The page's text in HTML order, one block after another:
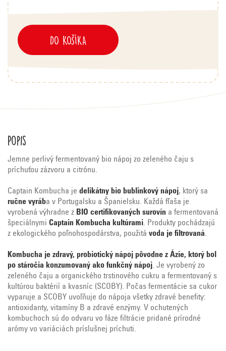
DO KOŠÍKA
Popis
Jemne perlivý fermentovaný bio nápoj zo zeleného čaju s
príchuťou zázvoru a citrónu.
Captain Kombucha je delikátny bio bublinkový nápoj, ktorý sa
ručne vyrába v Portugalsku a Španielsku. Každá fľaša je
vyrobená výhradne z BIO certifikovaných surovín a fermentovaná
špeciálnymi Captain Kombucha kultúrami. Produkty pochádzajú
z ekologického poľnohospodárstva, použitá voda je filtrovaná.
Kombucha je zdravý, probiotický nápoj pôvodne z Ázie, ktorý bol
po stáročia konzumovaný ako funkčný nápoj. Je vyrobený zo
zeleného čaju a organického trstinového cukru a fermentovaný s
kultúrou baktérií a kvasníc (SCOBY). Počas fermentácie sa cukor
vyparuje a SCOBY uvoľňuje do nápoja všetky zdravé benefity:
antioxidanty, vitamíny B a zdravé enzýmy. V ochutených
kombuchoch sú do odvaru vo fáze filtrácie pridané prírodné
arómy vo variáciách príslušnej príchuti.